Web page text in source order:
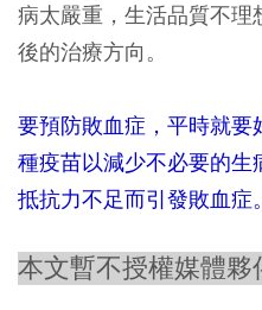
病太嚴重，生活品質不理
後的治療方向。
要預防敗血症，平時就
種疫苗以減少不必要的
抵抗力不足而引發敗血症。
本文暫不授權媒體夥